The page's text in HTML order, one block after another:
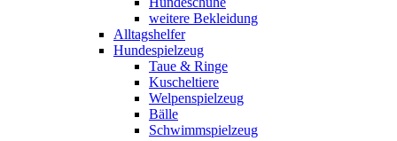
weitere Bekleidung
Alltagshelfer
Hundespielzeug
Taue & Ringe
Kuscheltiere
Welpenspielzeug
Bälle
Schwimmspielzeug